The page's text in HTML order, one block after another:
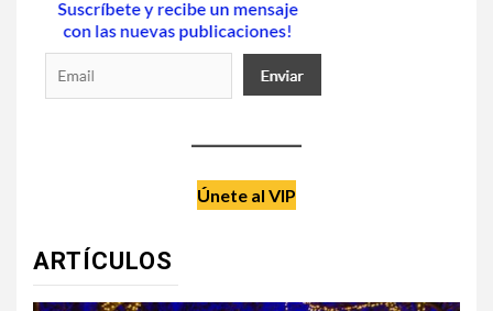
Únete al VIP
ARTÍCULOS